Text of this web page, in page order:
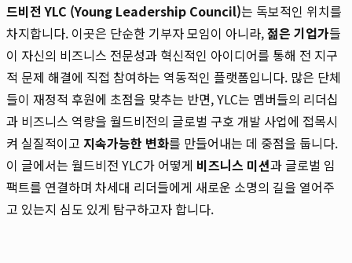
드비전 YLC (Young Leadership Council)는 독보적인 위치를
차지합니다. 이곳은 단순한 기부자 모임이 아니라,젊은 기업가들
이 자신의 비즈니스 전문성과 혁신적인 아이디어를 통해 전 지구
적 문제 해결에 직접 참여하는 역동적인 플랫폼입니다. 많은 단체
들이 재정적 후원에 초점을 맞추는 반면, YLC는 멤버들의 리더십
과 비즈니스 역량을 월드비전의 글로벌 구호 개발 사업에 접목시
켜 실질적이고 지속가능한 변화를 만들어내는 데 중점을 둡니다.
이 글에서는 월드비전 YLC가 어떻게 비즈니스 미션과 글로벌 임
팩트를 연결하며 차세대 리더들에게 새로운 소명의 길을 열어주
고 있는지 심도 있게 탐구하고자 합니다.